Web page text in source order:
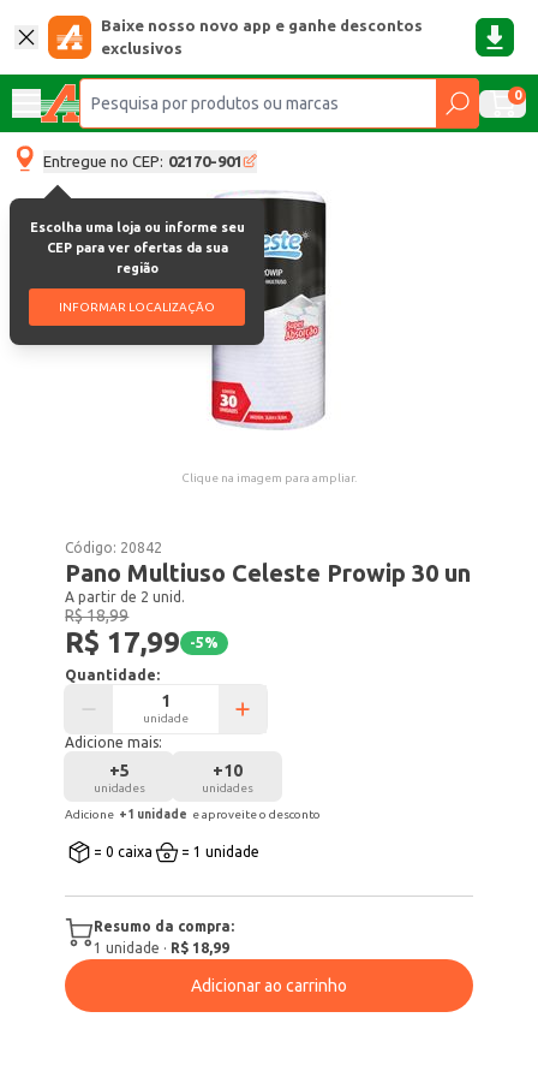
Baixe nosso novo app e ganhe descontos
exclusivos
0
Entregue no CEP: 02170-901
Escolha uma loja ou informe seu
CEP para ver ofertas da sua
região
INFORMAR LOCALIZAÇÃO
Clique na imagem para ampliar.
Código: 20842
Pano Multiuso Celeste Prowip 30 un
A partir de 2 unid.
R$ 18,99
R$ 17,99 -5%
Quantidade:
unidade
Adicione mais:
+5
unidades
+10
unidades
Adicione +1 unidade e aproveite o desconto
= 0 caixa = 1 unidade
Resumo da compra:
1 unidade · R$ 18,99
Adicionar ao carrinho